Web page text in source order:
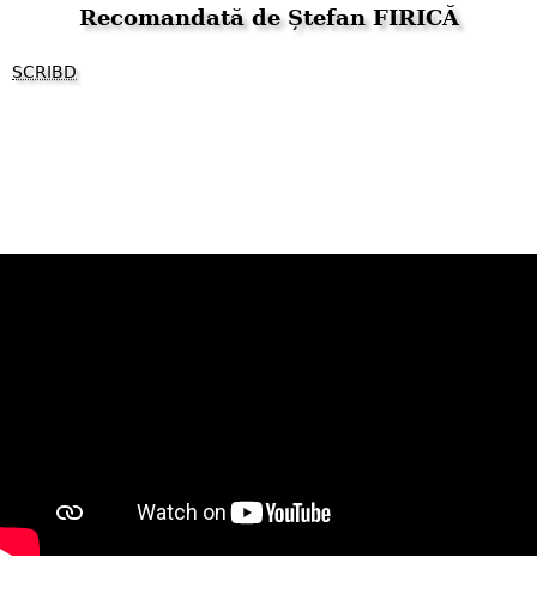
Recomandată de Ștefan FIRICĂ
SCRIBD